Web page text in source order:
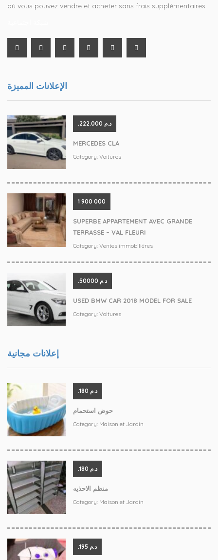
où vous pouvez vendre et acheter sans frais supplémentaires.
الإعلانات المميزة
.د.م 222.000
MERCEDES CLA
Category: Voitures
‪1 900 000
SUPERBE APPARTEMENT AVEC GRANDE
TERRASSE – VAL FLEURI
Category: Ventes immobilières
.د.م 50000
USED BMW CAR 2018 MODEL FOR SALE
Category: Voitures
إعلانات مجانية
.د.م 180
حوض استحمام
Category: Maison et Jardin
.د.م 180
منظم الاحذيه
Category: Maison et Jardin
.د.م 195